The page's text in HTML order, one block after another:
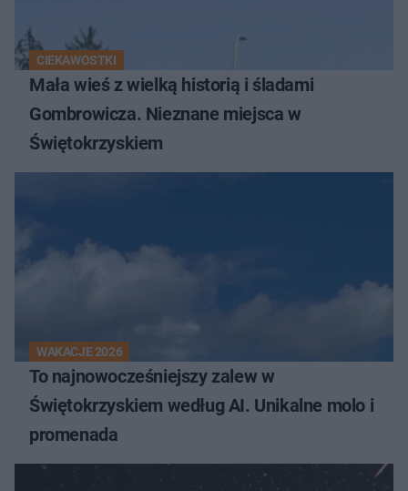
CIEKAWOSTKI
Mała wieś z wielką historią i śladami
Gombrowicza. Nieznane miejsca w
Świętokrzyskiem
WAKACJE 2026
To najnowocześniejszy zalew w
Świętokrzyskiem według AI. Unikalne molo i
promenada